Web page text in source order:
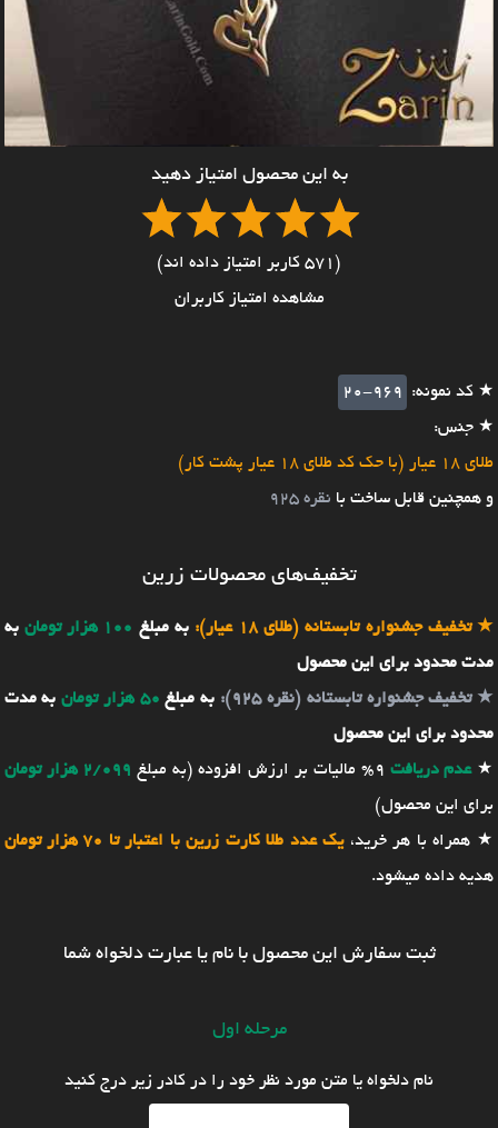
به این محصول امتیاز دهید
(571 کاربر امتیاز داده اند)
مشاهده امتیاز کاربران
★ کد نمونه:
20-969
★ جنس:
طلای 18 عیار (با حک کد طلای 18 عیار پشت کار)
و همچنین قابل ساخت با نقره 925
تخفیف‌های محصولات زرین
★تخفیف جشنواره تابستانه (طلای 18 عیار): به مبلغ 100 هزار تومان
به
مدت محدود برای این محصول
★تخفیف جشنواره تابستانه (نقره 925): به مبلغ 50 هزار تومان
به مدت
محدود برای این محصول
★عدم دریافت 9% مالیات بر ارزش افزوده (به مبلغ
2/099 هزار تومان
برای این محصول)
★ همراه با هر خرید،یک عدد طلا کارت زرین با اعتبار تا 70 هزار تومان
هدیه داده میشود.
ثبت سفارش این محصول با نام یا عبارت دلخواه شما
مرحله اول
نام دلخواه یا متن مورد نظر خود را در کادر زیر درج کنید